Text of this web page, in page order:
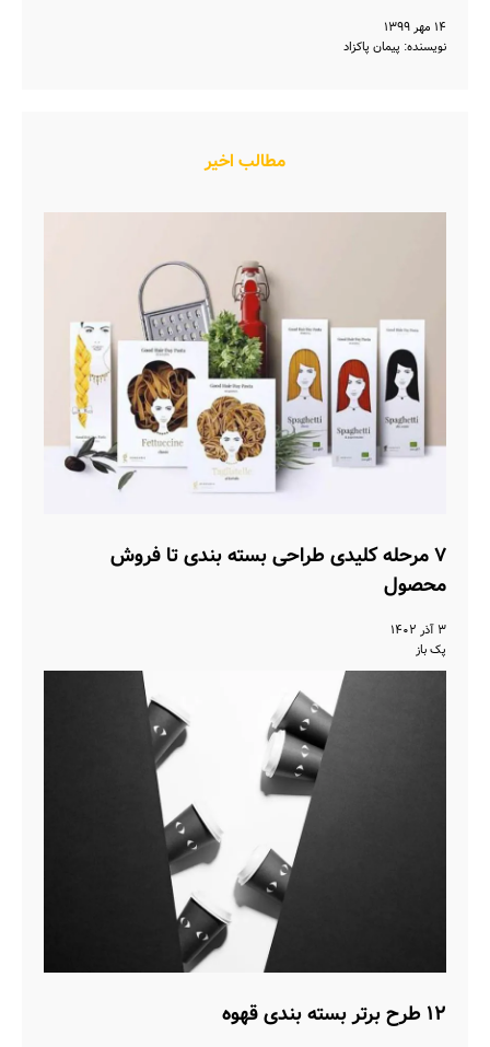
۱۴ مهر ۱۳۹۹
نویسنده: پیمان پاکزاد
مطالب اخیر
۷ مرحله کلیدی طراحی بسته بندی تا فروش
محصول
۳ آذر ۱۴۰۲
پک باز
۱۲ طرح برتر بسته بندی قهوه